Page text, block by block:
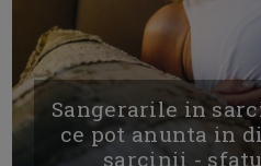
Sangerarile in
ce pot anunta in
sarcinii -